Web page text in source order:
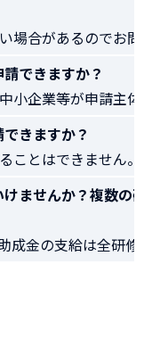
場合があるのでお問
できますか？
小企業等が申請主体
きますか？
ことはできません。
ませんか？複数の
成金の支給は全研修